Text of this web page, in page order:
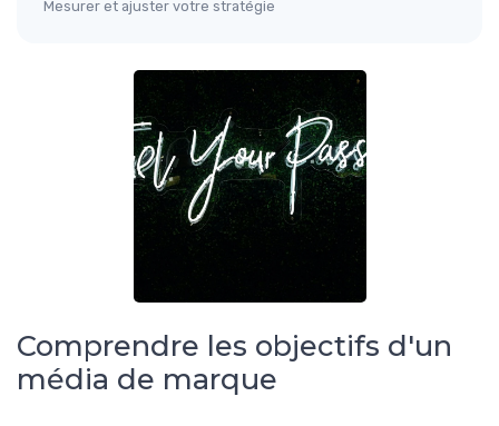
Mesurer et ajuster votre stratégie
Comprendre les objectifs d'un
média de marque